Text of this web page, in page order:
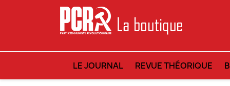
LE JOURNAL REVUE THÉORIQUE